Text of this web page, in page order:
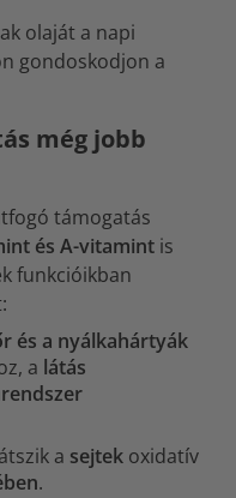
olaját a napi
gondoskodjon a
még jobb
támogatás
és A-vitamint is
funkcióikban
és a nyálkahártyák
a látás
a sejtek oxidatív
.